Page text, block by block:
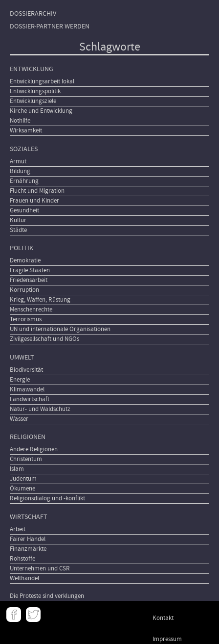
DOSSIERARCHIV
DOSSIER-PARTNER WERDEN
Schlagworte
ENTWICKLUNG
Entwicklungsarbeit lokal
Entwicklungspolitik
Entwicklungsziele
Kirche und Entwicklung
Nothilfe
Wirksamkeit
SOZIALES
Armut
Bildung
Ernährung
Flucht und Migration
Frauen und Kinder
Gesundheit
Kultur
Städte
POLITIK
Demokratie
Fragile Staaten
Friedensarbeit
Korruption
Krieg, Waffen, Rüstung
Menschenrechte
Terrorismus
UN und internationale Organisationen
Zivilgesellschaft und NGOs
UMWELT
Biodiversität
Energie
Klimawandel
Landwirtschaft
Natur- und Waldschutz
Wasser
RELIGIONEN
Andere Religionen
Christentum
Islam
Judentum
Ökumene
Religionsdialog und -konflikt
WIRTSCHAFT
Arbeit
Fairer Handel
Finanzmärkte
Rohstoffe
Unternehmen und CSR
Welthandel
Die Proteste sind verklungen
Meta
- Kontakt
Impressum